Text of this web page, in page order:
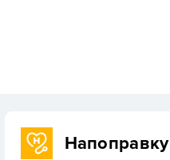
Напоправку